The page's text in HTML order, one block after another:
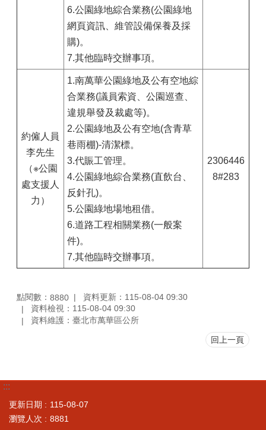
6.公園綠地綜合業務(公園綠地
網頁資訊、維管設備保養及採
購)。
7.其他臨時交辦事項。
約僱人員
李先生
（※公園
處支援人
力）
1.南萬華公園綠地及公有空地綜
合業務(議員索資、公園巡查、
違規舉發及裁處等)。
2.公園綠地及公有空地(含青草
巷雨棚)-清潔標。
3.代賑工管理。
4.公園綠地綜合業務(直飲台、
反針孔)。
5.公園綠地場地租借。
6.道路工程相關業務(一般案
件)。
7.其他臨時交辦事項。
2306446
8#283
點閱數： 8880
資料更新：115-08-04 09:30
資料檢視：115-08-04 09:30
資料維護：臺北市萬華區公所
回上一頁
:::
更新日期
115-08-07
瀏覽人次
8881